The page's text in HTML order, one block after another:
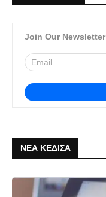
Join Our Newsletter
ΝΕΑ ΚΕΔΙΣΑ